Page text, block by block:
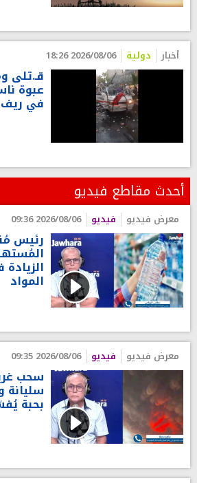
أخبار دولية 2026/08/06 18:26
قـ.تلى
عبوة
في
أحدث مقاطع فيديو
معرض فيديو فيديو 2026/08/06 09:36
رئيس
المواد
معرض فيديو فيديو 2026/08/06 09:35
سحب
سليانة
بحبة